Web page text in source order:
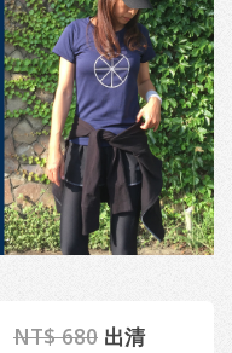
NT$ 680 出清